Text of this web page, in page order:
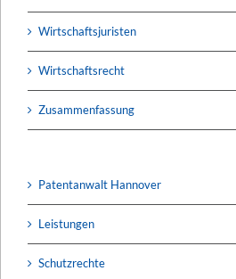
Wirtschaftsjuristen
Wirtschaftsrecht
Zusammenfassung
Patentanwalt Hannover
Leistungen
Schutzrechte